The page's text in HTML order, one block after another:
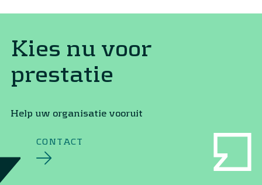
Kies nu voor
prestatie
Help uw organisatie vooruit
CONTACT